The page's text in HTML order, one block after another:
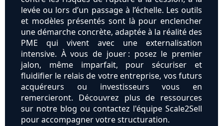
levée ou lors d’un passage à l’échelle. Les outils
et modèles présentés sont là pour enclencher
une démarche concrète, adaptée à la réalité des
PME qui vivent avec une externalisation
intensive. À vous de jouer : posez le premier
jalon, même imparfait, pour sécuriser et
fluidifier le relais de votre entreprise, vos futurs
acquéreurs ou investisseurs vous en
remercieront. Découvrez plus de ressources
sur notre blog ou contactez l'équipe Scale2Sell
pour accompagner votre structuration.